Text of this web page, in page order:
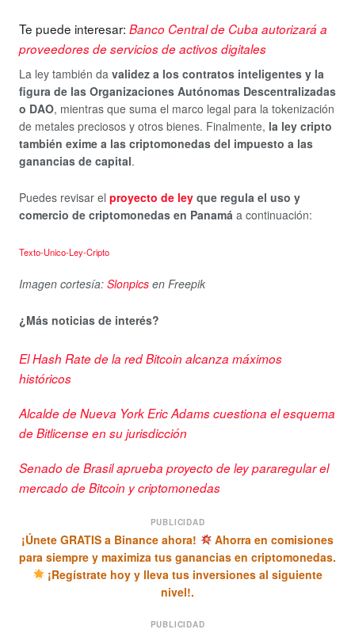
Te puede interesar: Banco Central de Cuba autorizará a
proveedores de servicios de activos digitales
La ley también da validez a los contratos inteligentes y la
figura de las Organizaciones Autónomas Descentralizadas
o DAO, mientras que suma el marco legal para la tokenización
de metales preciosos y otros bienes. Finalmente, la ley cripto
también exime a las criptomonedas del impuesto a las
ganancias de capital.
Puedes revisar el proyecto de ley que regula el uso y
comercio de criptomonedas en Panamá a continuación:
Texto-Unico-Ley-Cripto
Imagen cortesía: Slonpics en Freepik
¿Más noticias de interés?
El Hash Rate de la red Bitcoin alcanza máximos
históricos
Alcalde de Nueva York Eric Adams cuestiona el esquema
de Bitlicense en su jurisdicción
Senado de Brasil aprueba proyecto de ley pararegular el
mercado de Bitcoin y criptomonedas
PUBLICIDAD
¡Únete GRATIS a Binance ahora!
Ahorra en comisiones
para siempre y maximiza tus ganancias en criptomonedas.
¡Regístrate hoy y lleva tus inversiones al siguiente
nivel!.
PUBLICIDAD